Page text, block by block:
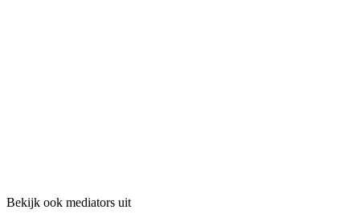
Bekijk ook mediators uit